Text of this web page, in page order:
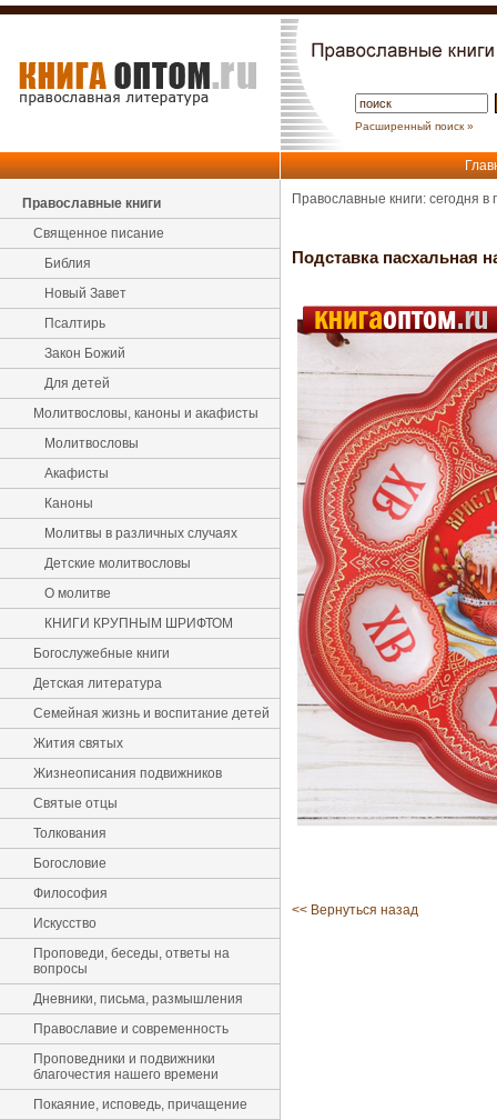
Расширенный поиск »
Православные книги
Священное писание
Библия
Новый Завет
Псалтирь
Закон Божий
Для детей
Молитвословы, каноны и акафисты
Молитвословы
Акафисты
Каноны
Молитвы в различных случаях
Детские молитвословы
О молитве
КНИГИ КРУПНЫМ ШРИФТОМ
Богослужебные книги
Детская литература
Семейная жизнь и воспитание детей
Жития святых
Жизнеописания подвижников
Святые отцы
Толкования
Богословие
Философия
Искусство
Проповеди, беседы, ответы на
вопросы
Дневники, письма, размышления
Православие и современность
Проповедники и подвижники
благочестия нашего времени
Покаяние, исповедь, причащение
Православные книги: сегодня
Подставка пасхальная
<< Вернуться назад